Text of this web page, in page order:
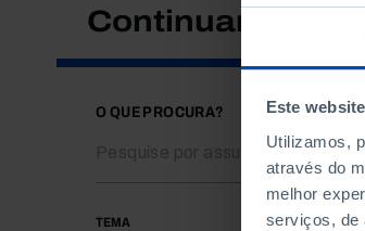
Este
Utilizamos,
através do
melhor
serviços, de
Continuar a
O QUE PROCURA?
TEMA